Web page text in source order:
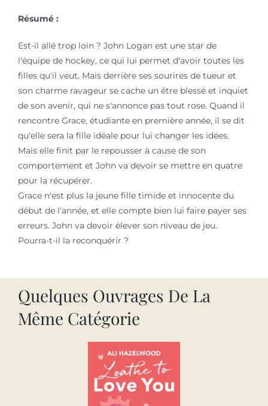
Résumé :
Est-il allé trop loin ? John Logan est une star de
l'équipe de hockey, ce qui lui permet d'avoir toutes les
filles qu'il veut. Mais derrière ses sourires de tueur et
son charme ravageur se cache un être blessé et inquiet
de son avenir, qui ne s'annonce pas tout rose. Quand il
rencontre Grace, étudiante en première année, il se dit
qu'elle sera la fille idéale pour lui changer les idées.
Mais elle finit par le repousser à cause de son
comportement et John va devoir se mettre en quatre
pour la récupérer.
Grace n'est plus la jeune fille timide et innocente du
début de l'année, et elle compte bien lui faire payer ses
erreurs. John va devoir élever son niveau de jeu.
Pourra-t-il la reconquérir ?
Quelques Ouvrages De La
Même Catégorie